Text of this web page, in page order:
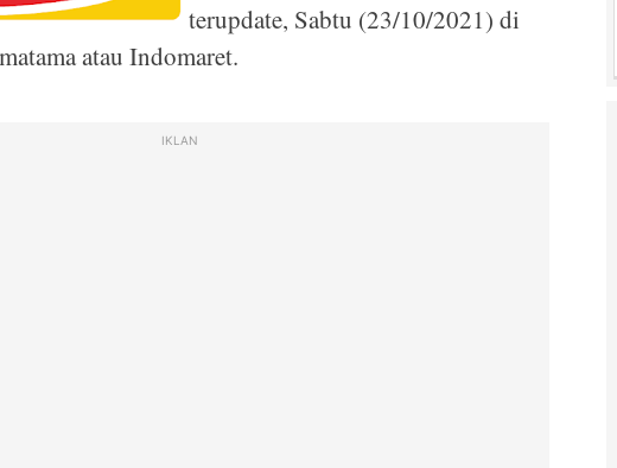
terupdate, Sabtu (23/10/2021) di
atau Indomaret.
IKLAN